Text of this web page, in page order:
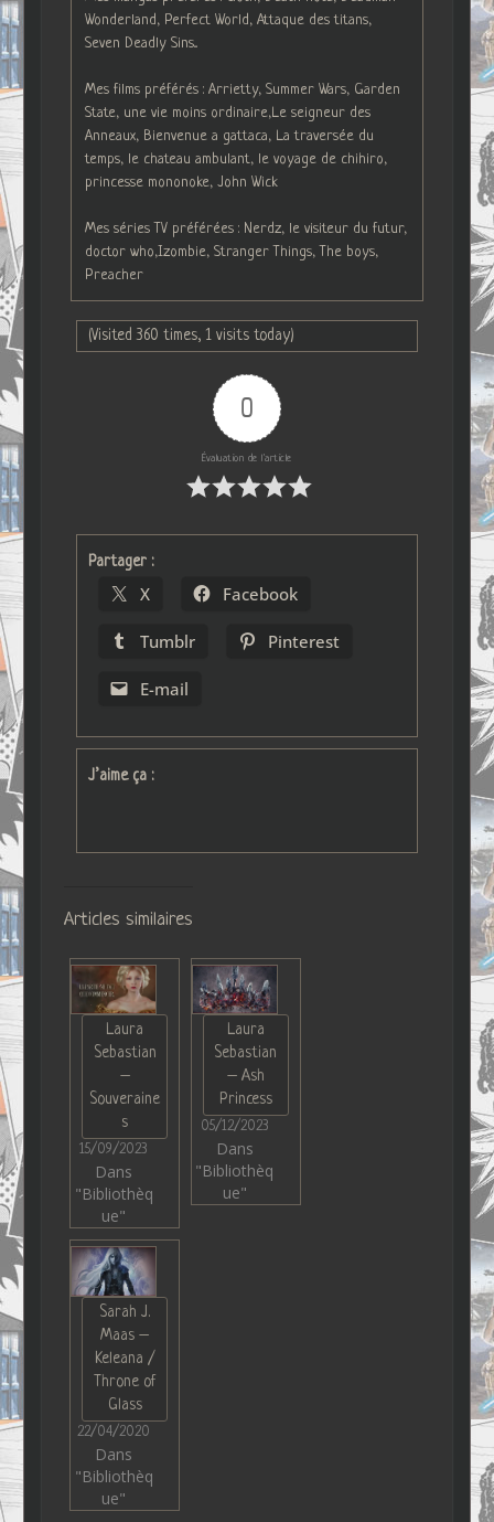
Wonderland, Perfect World, Attaque des titans,
Seven Deadly Sins...
Mes films préférés : Arrietty, Summer Wars, Garden
State, une vie moins ordinaire,Le seigneur des
Anneaux, Bienvenue a gattaca, La traversée du
temps, le chateau ambulant, le voyage de chihiro,
princesse mononoke, John Wick
Mes séries TV préférées : Nerdz, le visiteur du futur,
doctor who,Izombie, Stranger Things, The boys,
Preacher
(Visited 360 times, 1 visits today)
0
Évaluation de l'article
Partager :
X Facebook
Tumblr Pinterest
E-mail
J’aime ça :
Articles similaires
Laura
Sebastian
–
Souveraine
s
15/09/2023
Dans
"Bibliothèq
ue"
Laura
Sebastian
– Ash
Princess
05/12/2023
Dans
"Bibliothèq
ue"
Sarah J.
Maas –
Keleana /
Throne of
Glass
22/04/2020
Dans
"Bibliothèq
ue"